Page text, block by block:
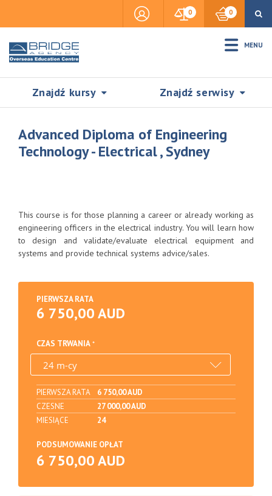
0 0
MENU
Znajdź kursy Znajdź serwisy
SZUKAJ
Accommodation
Visas & Legal Stay
Advanced Diploma of Engineering
Technology - Electrical , Sydney
This course is for those planning a career or already working as
engineering officers in the electrical industry. You will learn how
to design and validate/evaluate electrical equipment and
systems and provide technical systems advice/sales.
PIERWSZA RATA
6 750,00 AUD
CZAS TRWANIA
PIERWSZA RATA
6 750,00 AUD
CZESNE
27 000,00 AUD
MIESIĄCE
24
PODSUMOWANIE OPŁAT
6 750,00 AUD